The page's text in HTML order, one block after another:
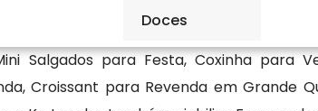
Doces
Salgados para Festa, Coxinha para
Croissant para Revenda em Grande